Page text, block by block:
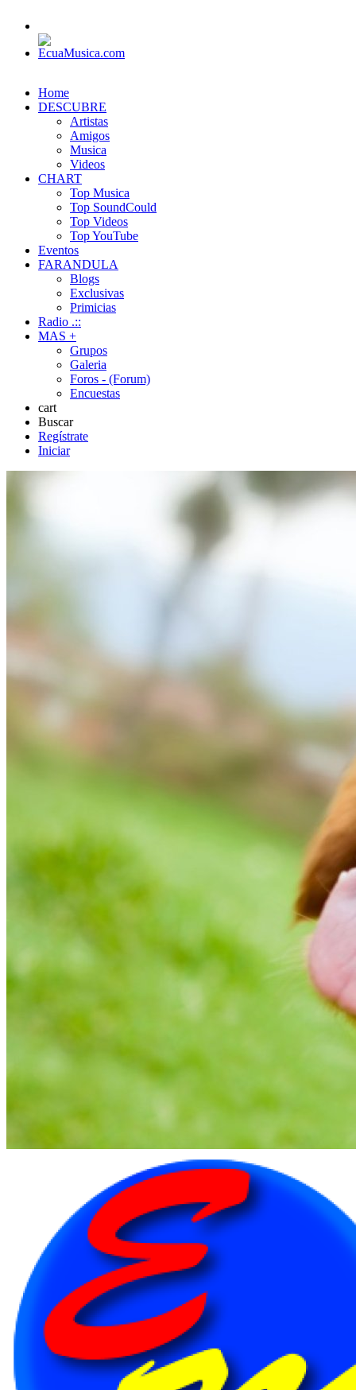
Home
DESCUBRE
Artistas
Amigos
Musica
Videos
CHART
Top Musica
Top SoundCould
Top Videos
Top YouTube
Eventos
FARANDULA
Blogs
Exclusivas
Primicias
Radio .::
MAS +
Grupos
Galeria
Foros - (Forum)
Encuestas
cart
Buscar
Regístrate
Iniciar